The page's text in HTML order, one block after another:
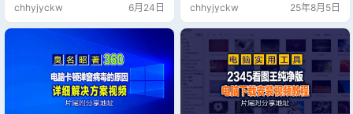
动596.21(驱动文件版本:32.0.15.96
21)； 2.2、[显卡]Win10/11 x64 更
新AMD显卡驱动26.3.1(驱动文件版
chhyjyckw 6月24日
看与幻灯片查看。 提供缩略图预
览：可一次性预览当前目录下所有
图片。唯一缺点是广告弹窗太多，
安装软件时捆绑一些垃圾软件非常
尴尬！本期分享的是一款去广告、
精简好用的最新版本！ 此版特点：
吉观专版，去除所有个…
chhyjyckw 25年8月5日